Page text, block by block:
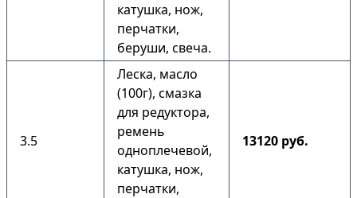
катушка, нож,
перчатки,
беруши, свеча.
3.5
Леска, масло
(100г), смазка
для редуктора,
ремень
одноплечевой,
катушка, нож,
перчатки,
13120 руб.